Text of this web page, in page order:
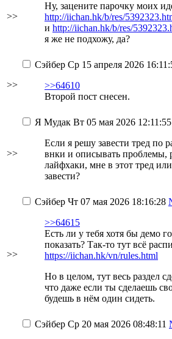
>>
Ну, зацените парочку моих
http://iichan.hk/b/res/
и http://iichan.hk/b/res/
я же не подхожу, да?
>>
Сэйбер Ср 15 апреля 2026
>>64610
Второй пост снесен.
>>
Я Мудак Вт 05 мая 2026 12:11:55
Если я решу завести тред по
внки и описывать проблемы,
лайфхаки, мне в этот тред
завести?
>>
Сэйбер Чт 07 мая 2026 18:16:28
>>64615
Есть ли у тебя хотя бы демо
показать? Так-то тут всё
https://iichan.hk/vn/rules.html
Но в целом, тут весь раздел
что даже если ты сделаешь
будешь в нём один сидеть.
Сэйбер Ср 20 мая 2026 08:48:11